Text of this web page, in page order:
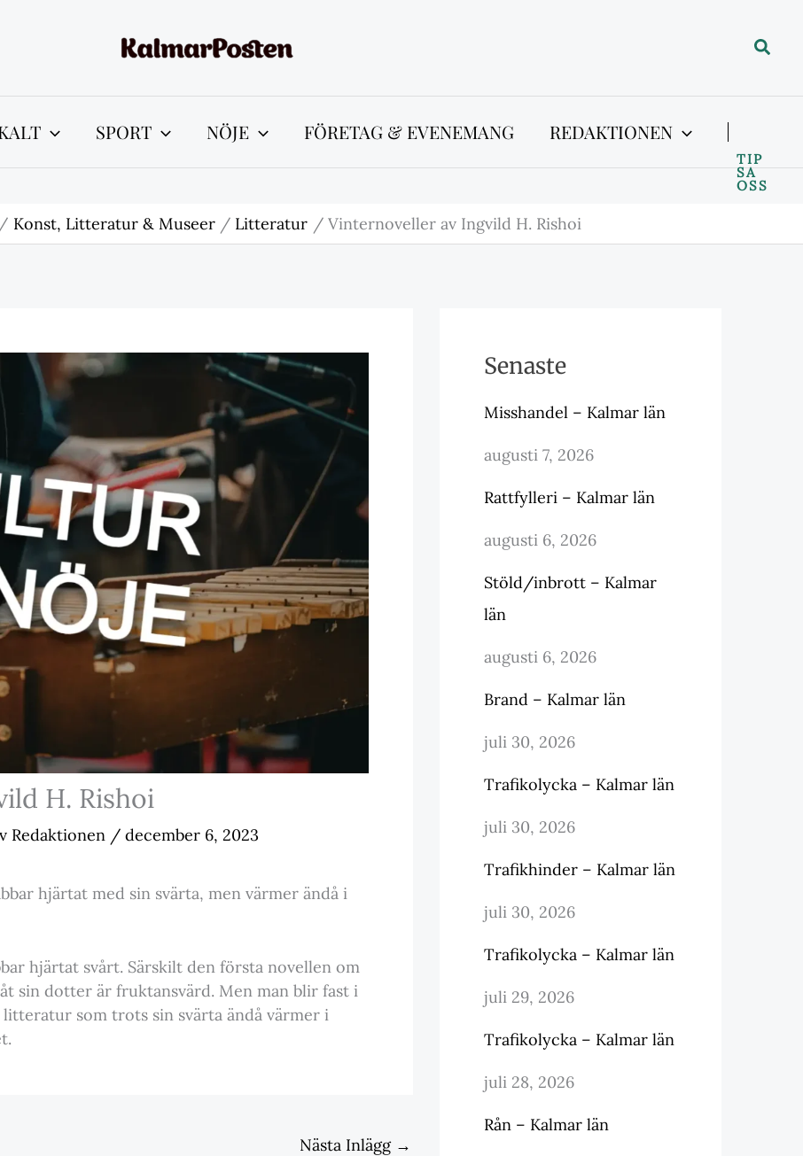
Sök
SPORT NÖJE FÖRETAG & EVENEMANG REDAKTIONEN
TIP
SA
OSS
Konst, Litteratur & Museer Litteratur Vinternoveller av Ingvild H. Rishoi
H. Rishoi
Redaktionen / december 6, 2023
hjärtat med sin svärta, men värmer ändå i
hjärtat svårt. Särskilt den första novellen om
sin dotter är fruktansvärd. Men man blir fast i
som trots sin svärta ändå värmer i
Nästa Inlägg →
Senaste
Misshandel – Kalmar län
augusti 7, 2026
Rattfylleri – Kalmar län
augusti 6, 2026
Stöld/inbrott – Kalmar
län
augusti 6, 2026
Brand – Kalmar län
juli 30, 2026
Trafikolycka – Kalmar län
juli 30, 2026
Trafikhinder – Kalmar län
juli 30, 2026
Trafikolycka – Kalmar län
juli 29, 2026
Trafikolycka – Kalmar län
juli 28, 2026
Rån – Kalmar län